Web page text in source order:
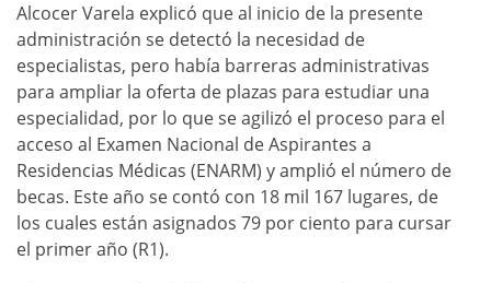
Alcocer Varela explicó que al inicio de la presente
administración se detectó la necesidad de
especialistas, pero había barreras administrativas
para ampliar la oferta de plazas para estudiar una
especialidad, por lo que se agilizó el proceso para el
acceso al Examen Nacional de Aspirantes a
Residencias Médicas (ENARM) y amplió el número de
becas. Este año se contó con 18 mil 167 lugares, de
los cuales están asignados 79 por ciento para cursar
el primer año (R1).